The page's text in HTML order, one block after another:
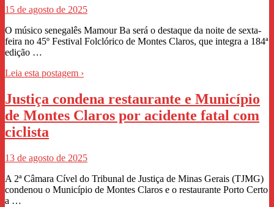
15 de agosto de 2025
O músico senegalês Mamour Ba será o destaque da noite de sexta-
feira no 45º Festival Folclórico de Montes Claros, que integra a 184ª
edição …
Leia esta postagem ›
Justiça condena restaurante e Município
de Montes Claros por acidente fatal com
ciclista
13 de agosto de 2025
A 2ª Câmara Cível do Tribunal de Justiça de Minas Gerais (TJMG)
condenou o Município de Montes Claros e o restaurante Porto Certo
a …